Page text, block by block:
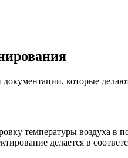
которые
температуры воздуха в
делается в